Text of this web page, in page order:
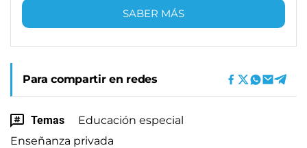
SABER MÁS
Para compartir en redes
Temas
Educación especial
Enseñanza privada